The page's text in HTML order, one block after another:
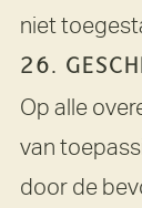
niet
26.
Op alle
van
door de